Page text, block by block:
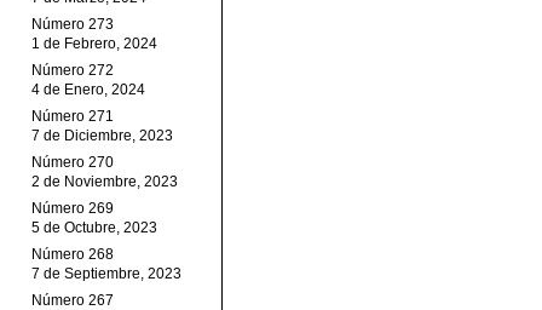
Número 273
1 de Febrero, 2024
Número 272
4 de Enero, 2024
Número 271
7 de Diciembre, 2023
Número 270
2 de Noviembre, 2023
Número 269
5 de Octubre, 2023
Número 268
7 de Septiembre, 2023
Número 267